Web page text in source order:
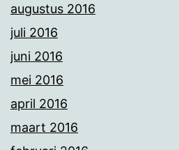
augustus 2016
juli 2016
juni 2016
mei 2016
april 2016
maart 2016